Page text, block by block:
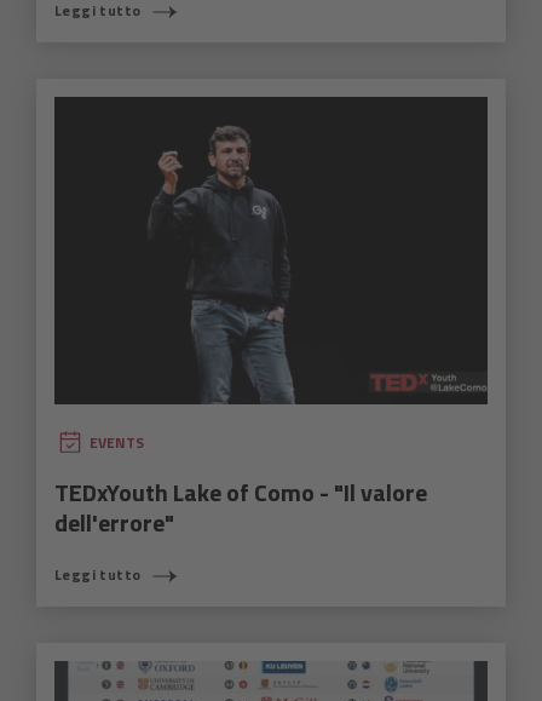
Leggi tutto
EVENTS
TEDxYouth Lake of Como - "Il valore
dell'errore"
Leggi tutto